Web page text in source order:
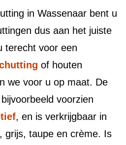
in Wassenaar bent u
dus aan het juiste
terecht voor een
of houten
we voor u op maat. De
voorzien
, en is verkrijgbaar in
grijs, taupe en crème. Is